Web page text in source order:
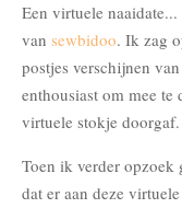
Een virtuele
van sewbidoo. Ik zag
postjes verschijnen
enthousiast om mee
virtuele stokje doorgaf.
Toen ik verder opzoek
dat er aan deze